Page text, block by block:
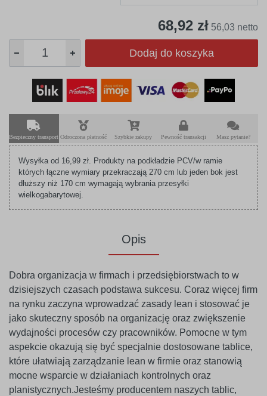
68,92 zł 56,03 netto
Dodaj do koszyka
Bezpieczny transport Odroczona płatność Szybkie zakupy Pewność transakcji Masz pytanie?
Wysyłka od 16,99 zł. Produkty na podkładzie PCV/w ramie
których łączne wymiary przekraczają 270 cm lub jeden bok jest
dłuższy niż 170 cm wymagają wybrania przesyłki
wielkogabarytowej.
Opis
Dobra organizacja w firmach i przedsiębiorstwach to w
dzisiejszych czasach podstawa sukcesu. Coraz więcej firm
na rynku zaczyna wprowadzać zasady lean i stosować je
jako skuteczny sposób na organizację oraz zwiększenie
wydajności procesów czy pracowników. Pomocne w tym
aspekcie okazują się być specjalnie dostosowane tablice,
które ułatwiają zarządzanie lean w firmie oraz stanowią
mocne wsparcie w działaniach kontrolnych oraz
planistycznych.Jesteśmy producentem naszych tablic,